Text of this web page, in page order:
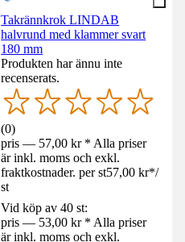
Takrännkrok LINDAB
halvrund med klammer svart
180 mm
Produkten har ännu inte
recenserats.
(0)
pris — 57,00 kr * Alla priser
är inkl. moms och exkl.
fraktkostnader. per st57,00 kr*/
st
Vid köp av 40 st:
pris — 53,00 kr * Alla priser
är inkl. moms och exkl.